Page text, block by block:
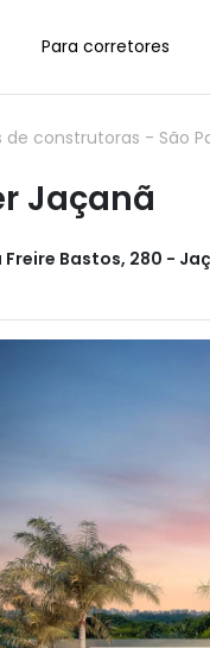
Para corretores
de construtoras - São
Jaçanã
Freire Bastos, 280 -